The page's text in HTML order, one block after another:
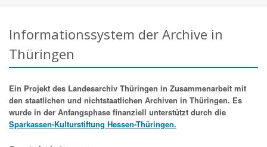
Informationssystem der Archive in
Thüringen
Ein Projekt des Landesarchiv Thüringen in Zusammenarbeit mit
den staatlichen und nichtstaatlichen Archiven in Thüringen. Es
wurde in der Anfangsphase finanziell unterstützt durch die
Sparkassen-Kulturstiftung Hessen-Thüringen.